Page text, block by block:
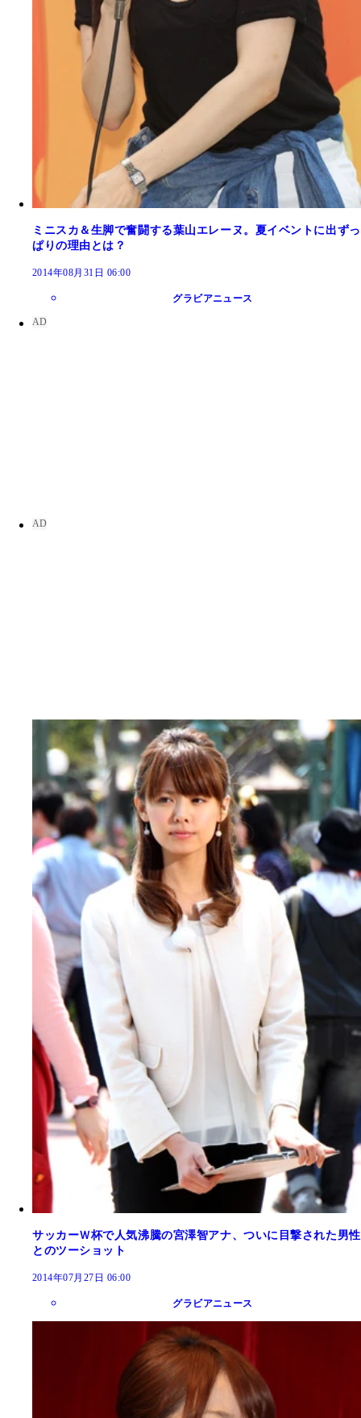
ミニスカ＆生脚で奮闘する葉山エレーヌ。夏イベントに出ずっ
ぱりの理由とは？
2014年08月31日 06:00
グラビアニュース
サッカーＷ杯で人気沸騰の宮澤智アナ、ついに目撃された男性
とのツーショット
2014年07月27日 06:00
グラビアニュース